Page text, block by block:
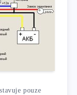
pouze